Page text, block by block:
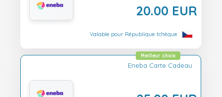
20.00 EUR
Valable pour République tchèque
Eneba Carte Cadeau
Meilleur choix